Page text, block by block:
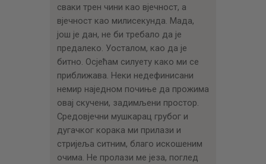
сваки трен чини као вјечност, а
вјечност као милисекунда. Мада,
још је дан, не би требало да је
предалеко. Уосталом, као да је
битно. Осјећам силуету како ми се
приближава. Неки недефинисани
немир наједном почиње да прожима
овај скучени, задимљени простор.
Средовјечни мушкарац грубог и
дугачког корака ми прилази и
стријеља ситним, благо искошеним
очима. Не пролази ме језа, поглед